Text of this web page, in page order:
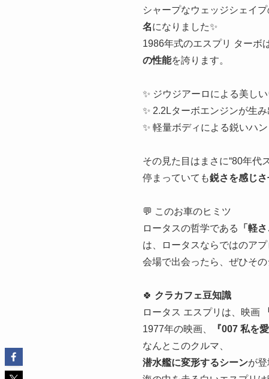
シャープなウェッジシェイプ
名になりました✨
1986年式のエスプリ ターボ
の性能を誇ります。
✨ ジウジアーロによる美し
✨ 2.2Lターボエンジンが生
✨ 軽量ボディによる鋭いハ
その見た目はまさに“80年代
停まっていても鋭さを感じ
💬 このお車のヒミツ
ロータスの哲学である
「軽
は、ロータスならではのアプ
会場で出会ったら、ぜひそ
🍀 クラカフェ豆知識
ロータス エスプリは、映画
1977年の映画、
『007 私を
なんとこのクルマ、
潜水艦に変形するシーンが